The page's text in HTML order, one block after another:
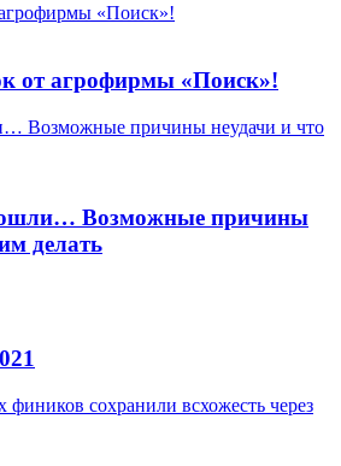
«Поиск»!
от агрофирмы «Поиск»!
Возможные причины неудачи и что
Возможные причины
делать
фиников сохранили всхожесть через